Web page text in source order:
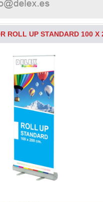
ROLL UP STANDARD 100 X